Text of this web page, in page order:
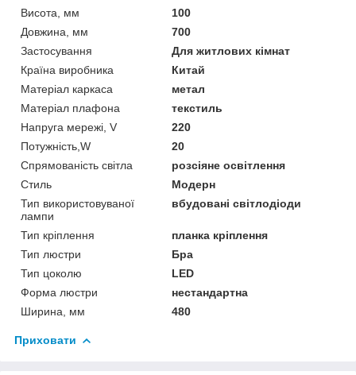
Висота, мм
100
Довжина, мм
700
Застосування
Для житлових кімнат
Країна виробника
Китай
Матеріал каркаса
метал
Матеріал плафона
текстиль
Напруга мережі, V
220
Потужність,W
20
Спрямованість світла
розсіяне освітлення
Стиль
Модерн
Тип використовуваної
лампи
вбудовані світлодіоди
Тип кріплення
планка кріплення
Тип люстри
Бра
Тип цоколю
LED
Форма люстри
нестандартна
Ширина, мм
480
Приховати